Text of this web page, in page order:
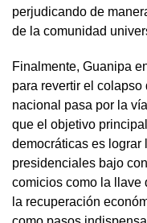
perjudicando de
de la comunidad
Finalmente, Guanipa
para revertir el
nacional pasa por la
que el objetivo
democráticas es
presidenciales bajo
comicios como la llave
la recuperación